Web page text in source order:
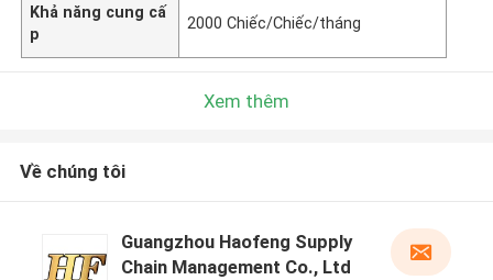
Khả năng cung cấ
p
2000 Chiếc/Chiếc/tháng
Xem thêm
Về chúng tôi
Guangzhou Haofeng Supply
Chain Management Co., Ltd